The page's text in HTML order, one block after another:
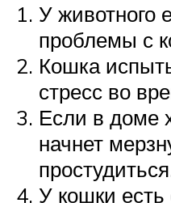
У животного
проблемы с
Кошка
стресс во
Если в доме
начнет
У кошки